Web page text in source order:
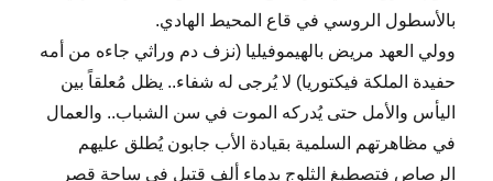
بالأسطول الروسي في قاع المحيط الهادي.
وولي العهد مريض بالهيموفيليا (نزف دم وراثي جاءه من أمه
حفيدة الملكة فيكتوريا) لا يُرجى له شفاء.. يظل مُعلقاً بين
اليأس والأمل حتى يُدركه الموت في سن الشباب.. والعمال
في مظاهرتهم السلمية بقيادة الأب جابون يُطلق عليهم
الرصاص فتصطبغ الثلوج بدماء ألف قتيل في ساحة قصر